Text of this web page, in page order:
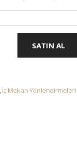
SATIN AL
İç Mekan Yönlendirmeleri